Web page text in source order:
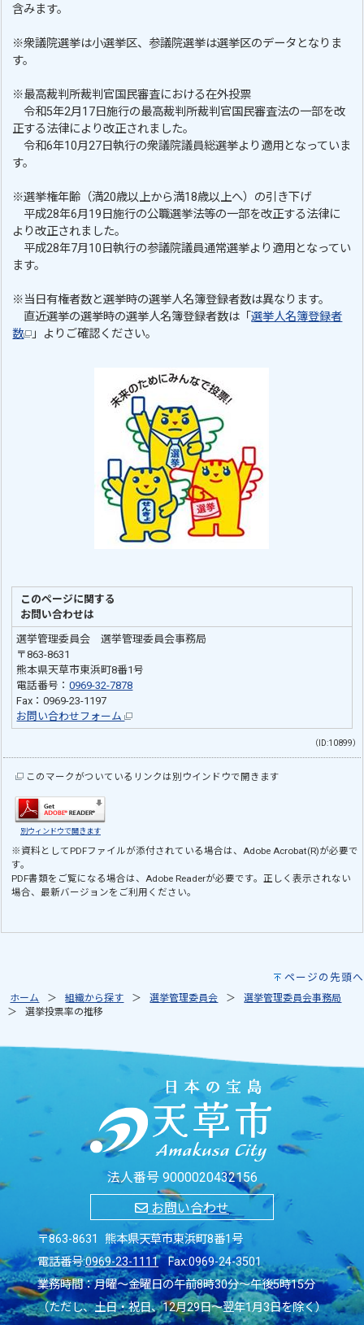
含みます。
※衆議院選挙は小選挙区、参議院選挙は選挙区のデータとなりま
す。
※最高裁判所裁判官国民審査における在外投票
令和5年2月17日施行の最高裁判所裁判官国民審査法の一部を改
正する法律により改正されました。
令和6年10月27日執行の衆議院議員総選挙より適用となっていま
す。
※選挙権年齢（満20歳以上から満18歳以上へ）の引き下げ
平成28年6月19日施行の公職選挙法等の一部を改正する法律に
より改正されました。
平成28年7月10日執行の参議院議員通常選挙より適用となってい
ます。
※当日有権者数と選挙時の選挙人名簿登録者数は異なります。
直近選挙の選挙時の選挙人名簿登録者数は「選挙人名簿登録者
数
」よりご確認ください。
このページに関する
お問い合わせは
選挙管理委員会 選挙管理委員会事務局
〒863-8631
熊本県天草市東浜町8番1号
電話番号：0969-32-7878
Fax：0969-23-1197
お問い合わせフォーム
（ID:10899）
このマークがついているリンクは別ウインドウで開きます
別ウィンドウで開きます
※資料としてPDFファイルが添付されている場合は、Adobe Acrobat(R)が必要で
す。
PDF書類をご覧になる場合は、Adobe Readerが必要です。正しく表示されない
場合、最新バージョンをご利用ください。
ページの先頭へ
ホーム 組織から探す 選挙管理委員会
選挙管理委員会事務局
選挙投票率の推移
法人番号 9000020432156
お問い合わせ
〒863-8631 熊本県天草市東浜町8番1号
電話番号:0969-23-1111Fax:0969-24-3501
業務時間：月曜～金曜日の午前8時30分～午後5時15分
（ただし、土日・祝日、12月29日～翌年1月3日を除く）